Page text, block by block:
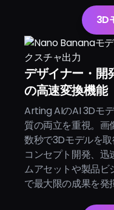
3D
デザイナー・開
の高速変換機能
Arting AIのAI 3Dモ
質の両立を重視。画
数秒で3Dモデルを
コンセプト開発、
ムアセットや製品ビ
で最大限の成果を発